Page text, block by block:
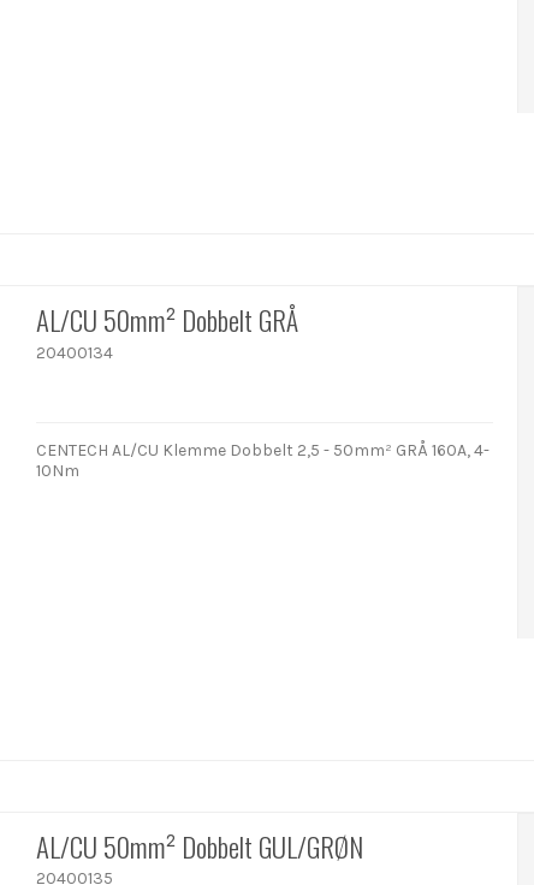
AL/CU 50mm² Dobbelt GRÅ
20400134
CENTECH AL/CU Klemme Dobbelt 2,5 - 50mm² GRÅ 160A, 4-
10Nm
AL/CU 50mm² Dobbelt GUL/GRØN
20400135